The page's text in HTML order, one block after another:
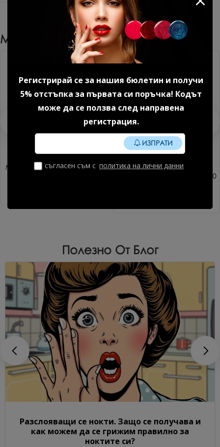
Регистрирай се за нашия бюлетин и получи
5% отстъпка за първата си поръчка! Кодът
може да се ползва след направена
регистрация.
ИЗПРАТИ
съгласен съм с политика на лични данни
Може Да Харесате Още
Метална основа за пила за
Сменящ се абразив- сив
180 grit форма Rectangle 50
Полезно От Блог
Разслояващи се нокти. Защо се получава и
как можем да се грижим правилно за
ноктите си?